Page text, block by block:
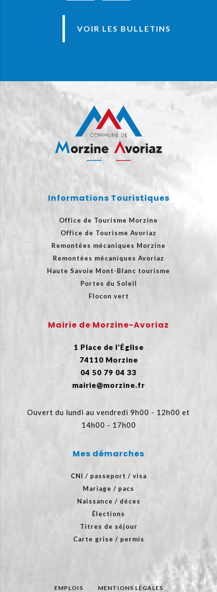
VOIR LES BULLETINS
Informations Touristiques
Office de Tourisme Morzine
Office de Tourisme Avoriaz
Remontées mécaniques Morzine
Remontées mécaniques Avoriaz
Haute Savoie Mont-Blanc tourisme
Portes du Soleil
Flocon vert
Mairie de Morzine-Avoriaz
1 Place de l'Église
74110 Morzine
04 50 79 04 33
mairie@morzine.fr
Ouvert du lundi au vendredi 9h00 - 12h00 et
14h00 - 17h00
Mes démarches
CNI / passeport / visa
Mariage / pacs
Naissance / déces
Élections
Titres de séjour
Carte grise / permis
EMPLOIS MENTIONS LÉGALES